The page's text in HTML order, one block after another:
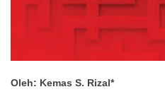
Oleh: Kemas S. Rizal*